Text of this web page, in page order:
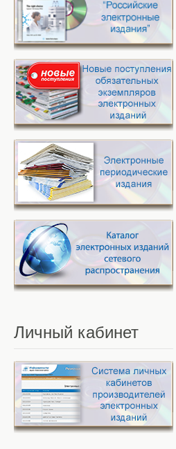
Личный кабинет